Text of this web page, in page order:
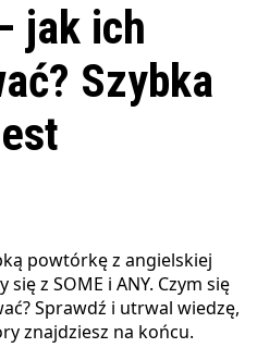
jak ich
Szybka
z SOME i ANY. Czym się
Sprawdź i utrwal wiedzę,
znajdziesz na końcu.